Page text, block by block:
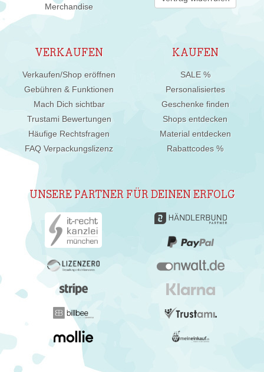
Merchandise
VERKAUFEN
Verkaufen/Shop eröffnen
Gebühren & Funktionen
Mach Dich sichtbar
Trustami Bewertungen
Häufige Rechtsfragen
FAQ Verpackungslizenz
KAUFEN
SALE %
Personalisiertes
Geschenke finden
Shops entdecken
Material entdecken
Rabattcodes %
UNSERE PARTNER FÜR DEINEN ERFOLG